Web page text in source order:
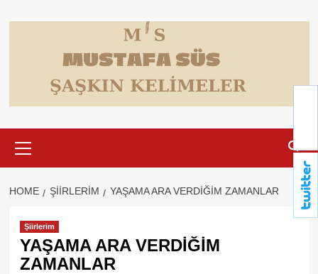
to
Menu
HOME ŞIIRLERIM YAŞAMA ARA VERDİĞİM ZAMANLAR
Şiirlerim
YAŞAMA ARA VERDİĞİM
ZAMANLAR